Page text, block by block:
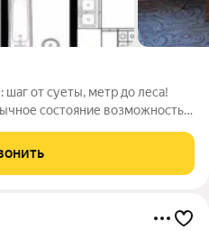
шаг от суеты, метр до леса!